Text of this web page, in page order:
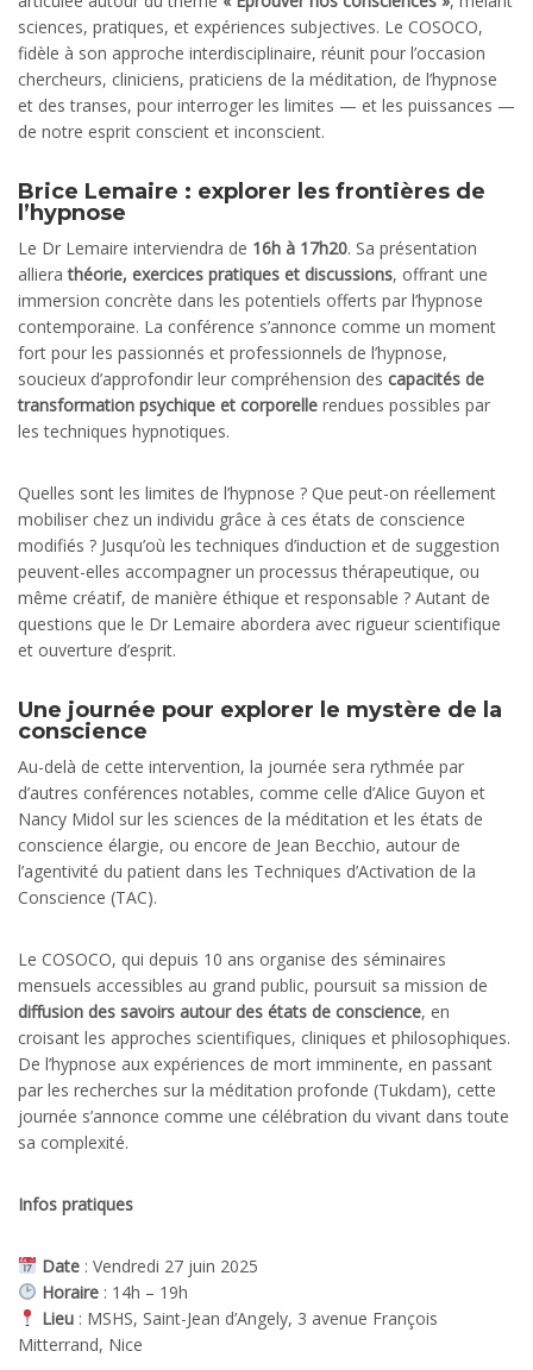
sciences, pratiques, et expériences subjectives. Le COSOCO,
fidèle à son approche interdisciplinaire, réunit pour l’occasion
chercheurs, cliniciens, praticiens de la méditation, de l’hypnose
et des transes, pour interroger les limites — et les puissances —
de notre esprit conscient et inconscient.
Brice Lemaire : explorer les frontières de
l’hypnose
Le Dr Lemaire interviendra de 16h à 17h20. Sa présentation
allierathéorie, exercices pratiques et discussions, offrant une
immersion concrète dans les potentiels offerts par l’hypnose
contemporaine. La conférence s’annonce comme un moment
fort pour les passionnés et professionnels de l’hypnose,
soucieux d’approfondir leur compréhension des capacités de
transformation psychique et corporelle rendues possibles par
les techniques hypnotiques.
Quelles sont les limites de l’hypnose ? Que peut-on réellement
mobiliser chez un individu grâce à ces états de conscience
modifiés ? Jusqu’où les techniques d’induction et de suggestion
peuvent-elles accompagner un processus thérapeutique, ou
même créatif, de manière éthique et responsable ? Autant de
questions que le Dr Lemaire abordera avec rigueur scientifique
et ouverture d’esprit.
Une journée pour explorer le mystère de la
conscience
Au-delà de cette intervention, la journée sera rythmée par
d’autres conférences notables, comme celle d’Alice Guyon et
Nancy Midol sur les sciences de la méditation et les états de
conscience élargie, ou encore de Jean Becchio, autour de
l’agentivité du patient dans les Techniques d’Activation de la
Conscience (TAC).
Le COSOCO, qui depuis 10 ans organise des séminaires
mensuels accessibles au grand public, poursuit sa mission de
diffusion des savoirs autour des états de conscience, en
croisant les approches scientifiques, cliniques et philosophiques.
De l’hypnose aux expériences de mort imminente, en passant
par les recherches sur la méditation profonde (Tukdam), cette
journée s’annonce comme une célébration du vivant dans toute
sa complexité.
Infos pratiques
Date: Vendredi 27 juin 2025
Horaire: 14h – 19h
Lieu: MSHS, Saint-Jean d’Angely, 3 avenue François
Mitterrand, Nice